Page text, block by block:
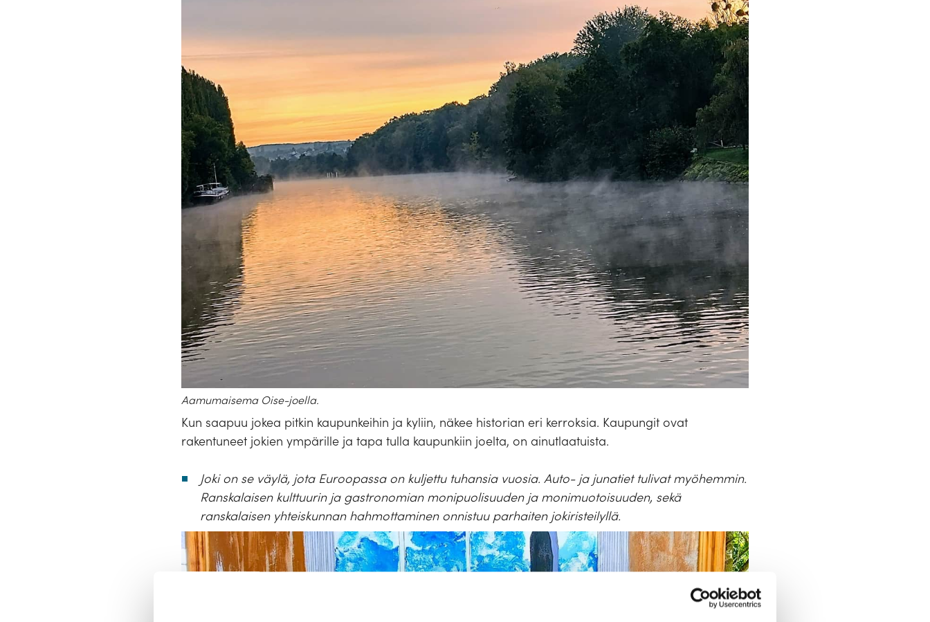
Aamumaisema Oise-joella.
Kun saapuu jokea pitkin kaupunkeihin ja kyliin, näkee historian eri kerroksia. Kaupungit ovat
rakentuneet jokien ympärille ja tapa tulla kaupunkiin joelta, on ainutlaatuista.
Joki on se väylä, jota Euroopassa on kuljettu tuhansia vuosia. Auto- ja junatiet tulivat myöhemmin.
Ranskalaisen kulttuurin ja gastronomian monipuolisuuden ja monimuotoisuuden, sekä
ranskalaisen yhteiskunnan hahmottaminen onnistuu parhaiten jokiristeilyllä.